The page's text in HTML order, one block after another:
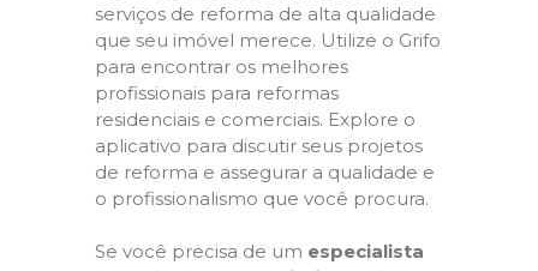
serviços de reforma de alta qualidade
que seu imóvel merece. Utilize o Grifo
para encontrar os melhores
profissionais para reformas
residenciais e comerciais. Explore o
aplicativo para discutir seus projetos
de reforma e assegurar a qualidade e
o profissionalismo que você procura.
Se você precisa de um especialista